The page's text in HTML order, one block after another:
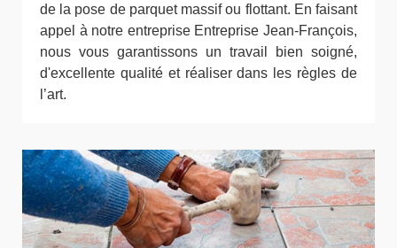
de la pose de parquet massif ou flottant. En faisant
appel à notre entreprise Entreprise Jean-François,
nous vous garantissons un travail bien soigné,
d'excellente qualité et réaliser dans les règles de
l’art.